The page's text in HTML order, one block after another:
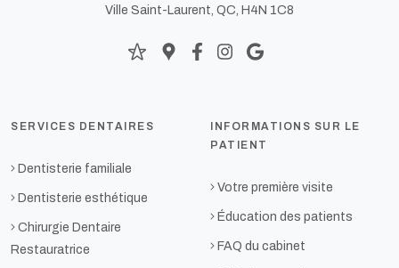
Ville Saint-Laurent, QC, H4N 1C8
SERVICES DENTAIRES
Dentisterie familiale
Dentisterie esthétique
Chirurgie Dentaire
Restauratrice
INFORMATIONS SUR LE
PATIENT
Votre première visite
Éducation des patients
FAQ du cabinet